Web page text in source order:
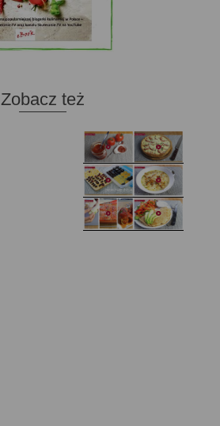
Zobacz też
Domowy ketchup (bez
cukru)
Tarta francuska z
cebulą i pomidorem
Domowe żelki
Zupa kurkowa z
selerem i pietruszką